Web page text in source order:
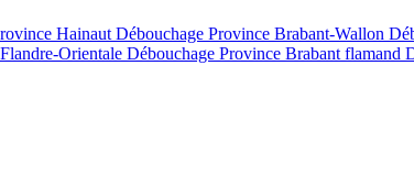
Hainaut Débouchage Province Brabant-Wallon
Orientale Débouchage Province Brabant flamand